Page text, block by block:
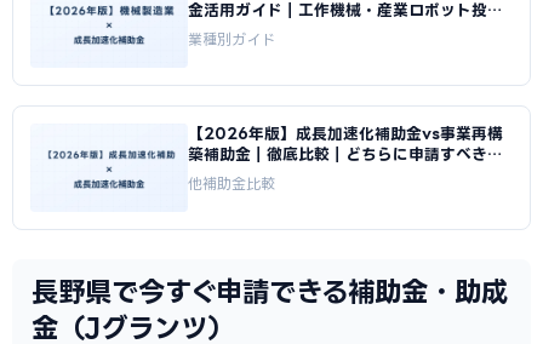
金活用ガイド｜工作機械・産業ロボット投資
の申請方法｜成長加速化補助金ナビ
業種別ガイド
【2026年版】成長加速化補助金vs事業再構
築補助金｜徹底比較｜どちらに申請すべきか
｜成長加速化補助金ナビ
他補助金比較
長野県で今すぐ申請できる補助金・助成
金（Jグランツ）